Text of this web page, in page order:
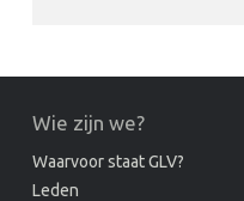
Wie zijn we?
Waarvoor staat GLV?
Leden